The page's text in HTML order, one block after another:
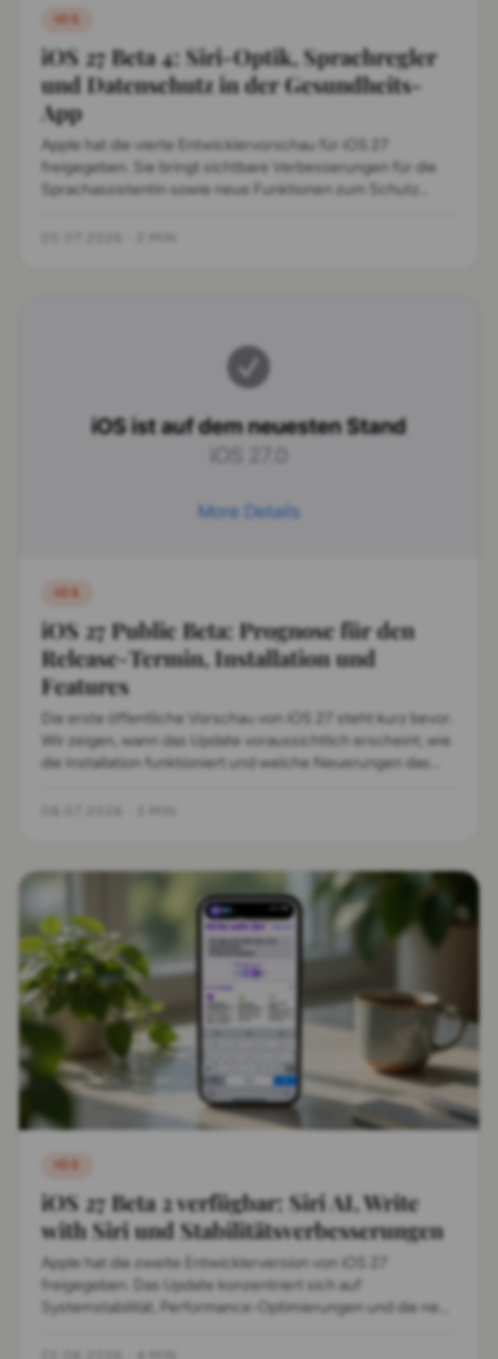
IOS
iOS 27 Beta 4: Siri-Optik, Sprachregler
und Datenschutz in der Gesundheits-
App
Apple hat die vierte Entwicklervorschau für iOS 27
freigegeben. Sie bringt sichtbare Verbesserungen für die
Sprachassistentin sowie neue Funktionen zum Schutz
IOS
iOS 27 Public Beta: Prognose für den
Release-Termin, Installation und
Features
Die erste öffentliche Vorschau von iOS 27 steht kurz bevor.
Wir zeigen, wann das Update voraussichtlich erscheint, wie
die Installation funktioniert und welche Neuerungen das
IOS
iOS 27 Beta 2 verfügbar: Siri AI, Write
with Siri und Stabilitätsverbesserungen
Apple hat die zweite Entwicklerversion von iOS 27
freigegeben. Das Update konzentriert sich auf
Systemstabilität, Performance-Optimierungen und die neue